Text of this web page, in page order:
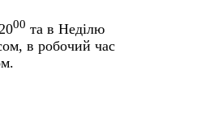
00 та в Неділю
в робочий час